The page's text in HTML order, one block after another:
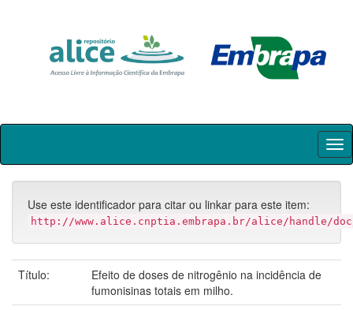
Skip
Use este identificador para citar ou linkar para este item:
http://www.alice.cnptia.embrapa.br/alice/handle/doc/
Título:
Efeito de doses de nitrogênio na incidência de
fumonisinas totais em milho.